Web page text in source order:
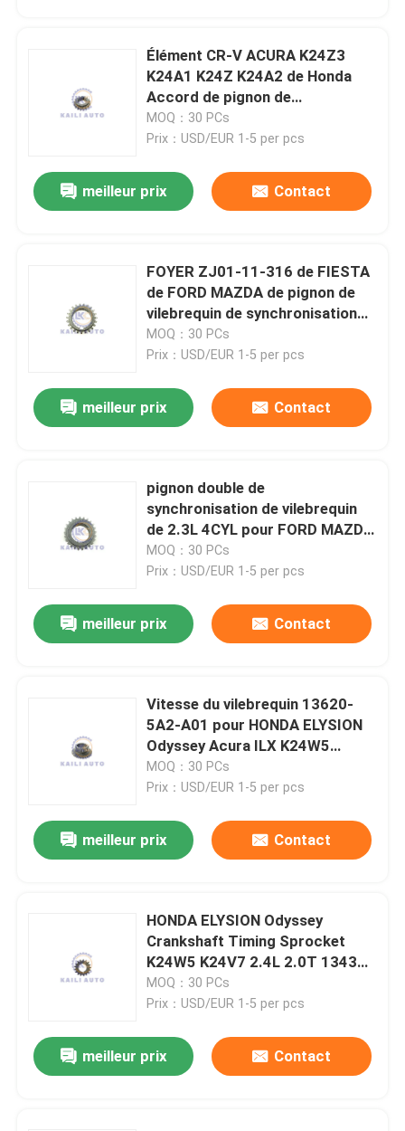
À la maison
Vidéos
Visite de l'usine
Contrôle de la qualité
Nous contacter
Nouvelles
Kit à chaînes de synchronisation
Kit de synchronisation de moteur
Kit de VVT
Chaîne de synchronisation de VVT
Courroie variable
Chaîne de synchronisation de moteur
Élément CR-V ACURA K24Z3
K24A1 K24Z K24A2 de Honda
Accord de pignon de
synchronisation du vilebrequin
13432-PNA
MOQ：30 PCs
Prix：USD/EUR 1-5 per pcs
meilleur prix Contact
FOYER ZJ01-11-316 de FIESTA
de FORD MAZDA de pignon de
vilebrequin de synchronisation
de moteur de 1300CC 1600CC
MOQ：30 PCs
Prix：USD/EUR 1-5 per pcs
meilleur prix Contact
pignon double de
synchronisation de vilebrequin
de 2.3L 4CYL pour FORD MAZDA
3L8Z6306AA L305-11-316B
MOQ：30 PCs
Prix：USD/EUR 1-5 per pcs
meilleur prix Contact
Vitesse du vilebrequin 13620-
5A2-A01 pour HONDA ELYSION
Odyssey Acura ILX K24W5
K24V7 2.4L 2.0T
MOQ：30 PCs
Prix：USD/EUR 1-5 per pcs
meilleur prix Contact
HONDA ELYSION Odyssey
Crankshaft Timing Sprocket
K24W5 K24V7 2.4L 2.0T 13432-
5A2-A00
MOQ：30 PCs
Prix：USD/EUR 1-5 per pcs
meilleur prix Contact